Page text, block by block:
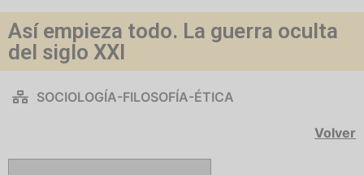
Así empieza todo. La guerra oculta
del siglo XXI
SOCIOLOGÍA-FILOSOFÍA-ÉTICA
Volver